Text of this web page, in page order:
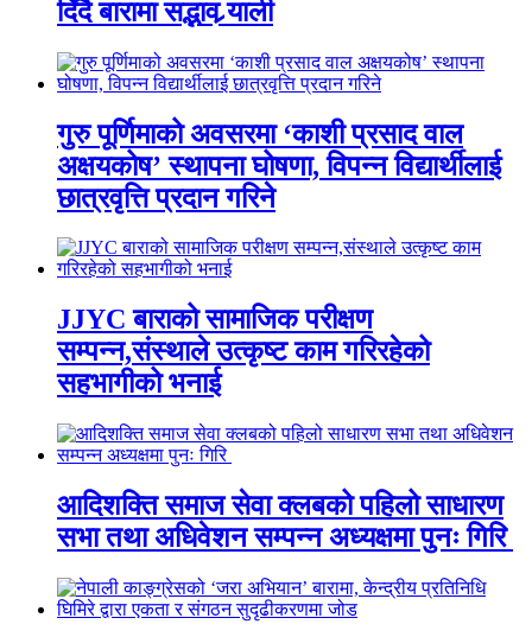
दिँदै बारामा सद्भाव र्‍याली
गुरु पूर्णिमाको अवसरमा ‘काशी प्रसाद वाल
अक्षयकोष’ स्थापना घोषणा, विपन्न विद्यार्थीलाई
छात्रवृत्ति प्रदान गरिने
JJYC बाराको सामाजिक परीक्षण
सम्पन्न,संस्थाले उत्कृष्ट काम गरिरहेको
सहभागीको भनाई
आदिशक्ति समाज सेवा क्लबको पहिलो साधारण
सभा तथा अधिवेशन सम्पन्न अध्यक्षमा पुनः गिरि